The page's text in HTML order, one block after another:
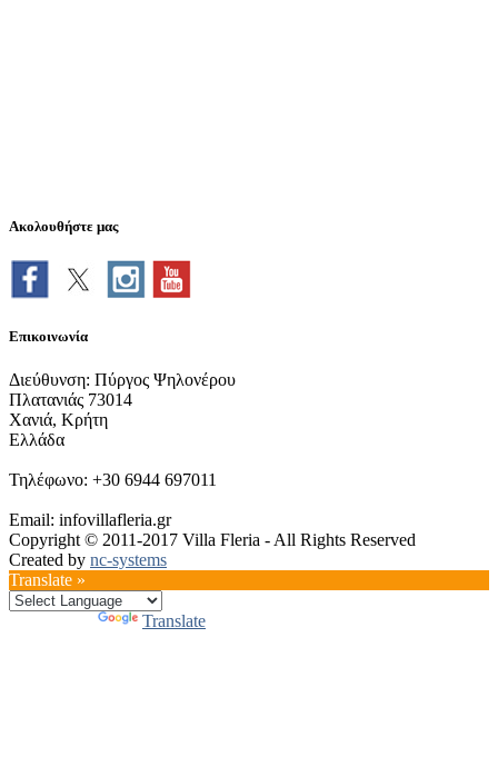
Ακολουθήστε μας
Επικοινωνία
Διεύθυνση: Πύργος Ψηλονέρου
Πλατανιάς 73014
Χανιά, Κρήτη
Ελλάδα
Τηλέφωνο: +30 6944 697011
Email: infovillafleria.gr
Copyright © 2011-2017 Villa Fleria - All Rights Reserved
Created by nc-systems
Translate »
Translate